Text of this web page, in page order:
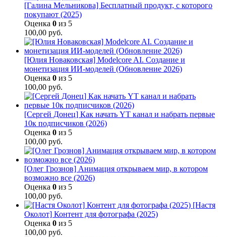
[Галина Мельникова] Бесплатный продукт, с которого
покупают (2025)
Оценка 0 из 5
100,00 руб.
[Юлия Новаковская] Modelcore AI. Создание и
монетизация ИИ-моделей (Обновление 2026)
Оценка 0 из 5
100,00 руб.
[Сергей Донец] Как начать YT канал и набрать первые
10к подписчиков (2026)
Оценка 0 из 5
100,00 руб.
[Олег Грознов] Анимация открываем мир, в котором
возможно все (2026)
Оценка 0 из 5
100,00 руб.
[Настя
Околот] Контент для фотографа (2025)
Оценка 0 из 5
100,00 руб.